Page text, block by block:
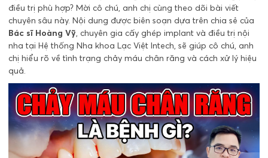
điều trị phù hợp? Mời cô chú, anh chị cùng theo dõi bài viết
chuyên sâu này. Nội dung được biên soạn dựa trên chia sẻ của
Bác sĩ Hoàng Vỹ, chuyên gia cấy ghép implant và điều trị nội
nha tại Hệ thống Nha khoa Lạc Việt Intech, sẽ giúp cô chú, anh
chị hiểu rõ về tình trạng chảy máu chân răng và cách xử lý hiệu
quả.